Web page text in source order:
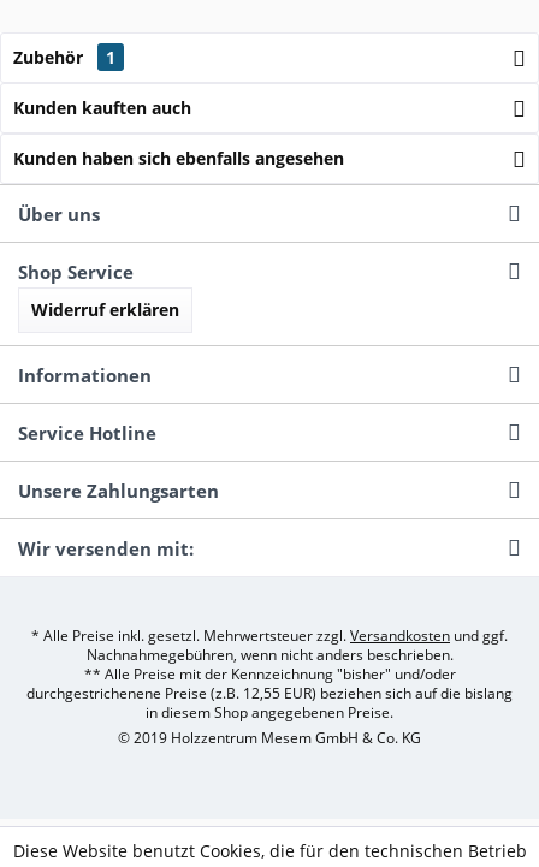
Zubehör 1
Kunden kauften auch
Kunden haben sich ebenfalls angesehen
Über uns
Shop Service
Widerruf erklären
Informationen
Service Hotline
Unsere Zahlungsarten
Wir versenden mit:
* Alle Preise inkl. gesetzl. Mehrwertsteuer zzgl.Versandkosten und ggf.
Nachnahmegebühren, wenn nicht anders beschrieben.
** Alle Preise mit der Kennzeichnung "bisher" und/oder
durchgestrichenene Preise (z.B. 12,55 EUR) beziehen sich auf die bislang
in diesem Shop angegebenen Preise.
© 2019 Holzzentrum Mesem GmbH & Co. KG
Diese Website benutzt Cookies, die für den technischen Betrieb